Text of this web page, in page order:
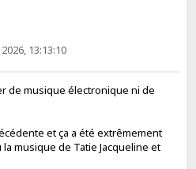
13:13:10
de musique électronique ni de
et ça a été extrêmement
musique de Tatie Jacqueline et